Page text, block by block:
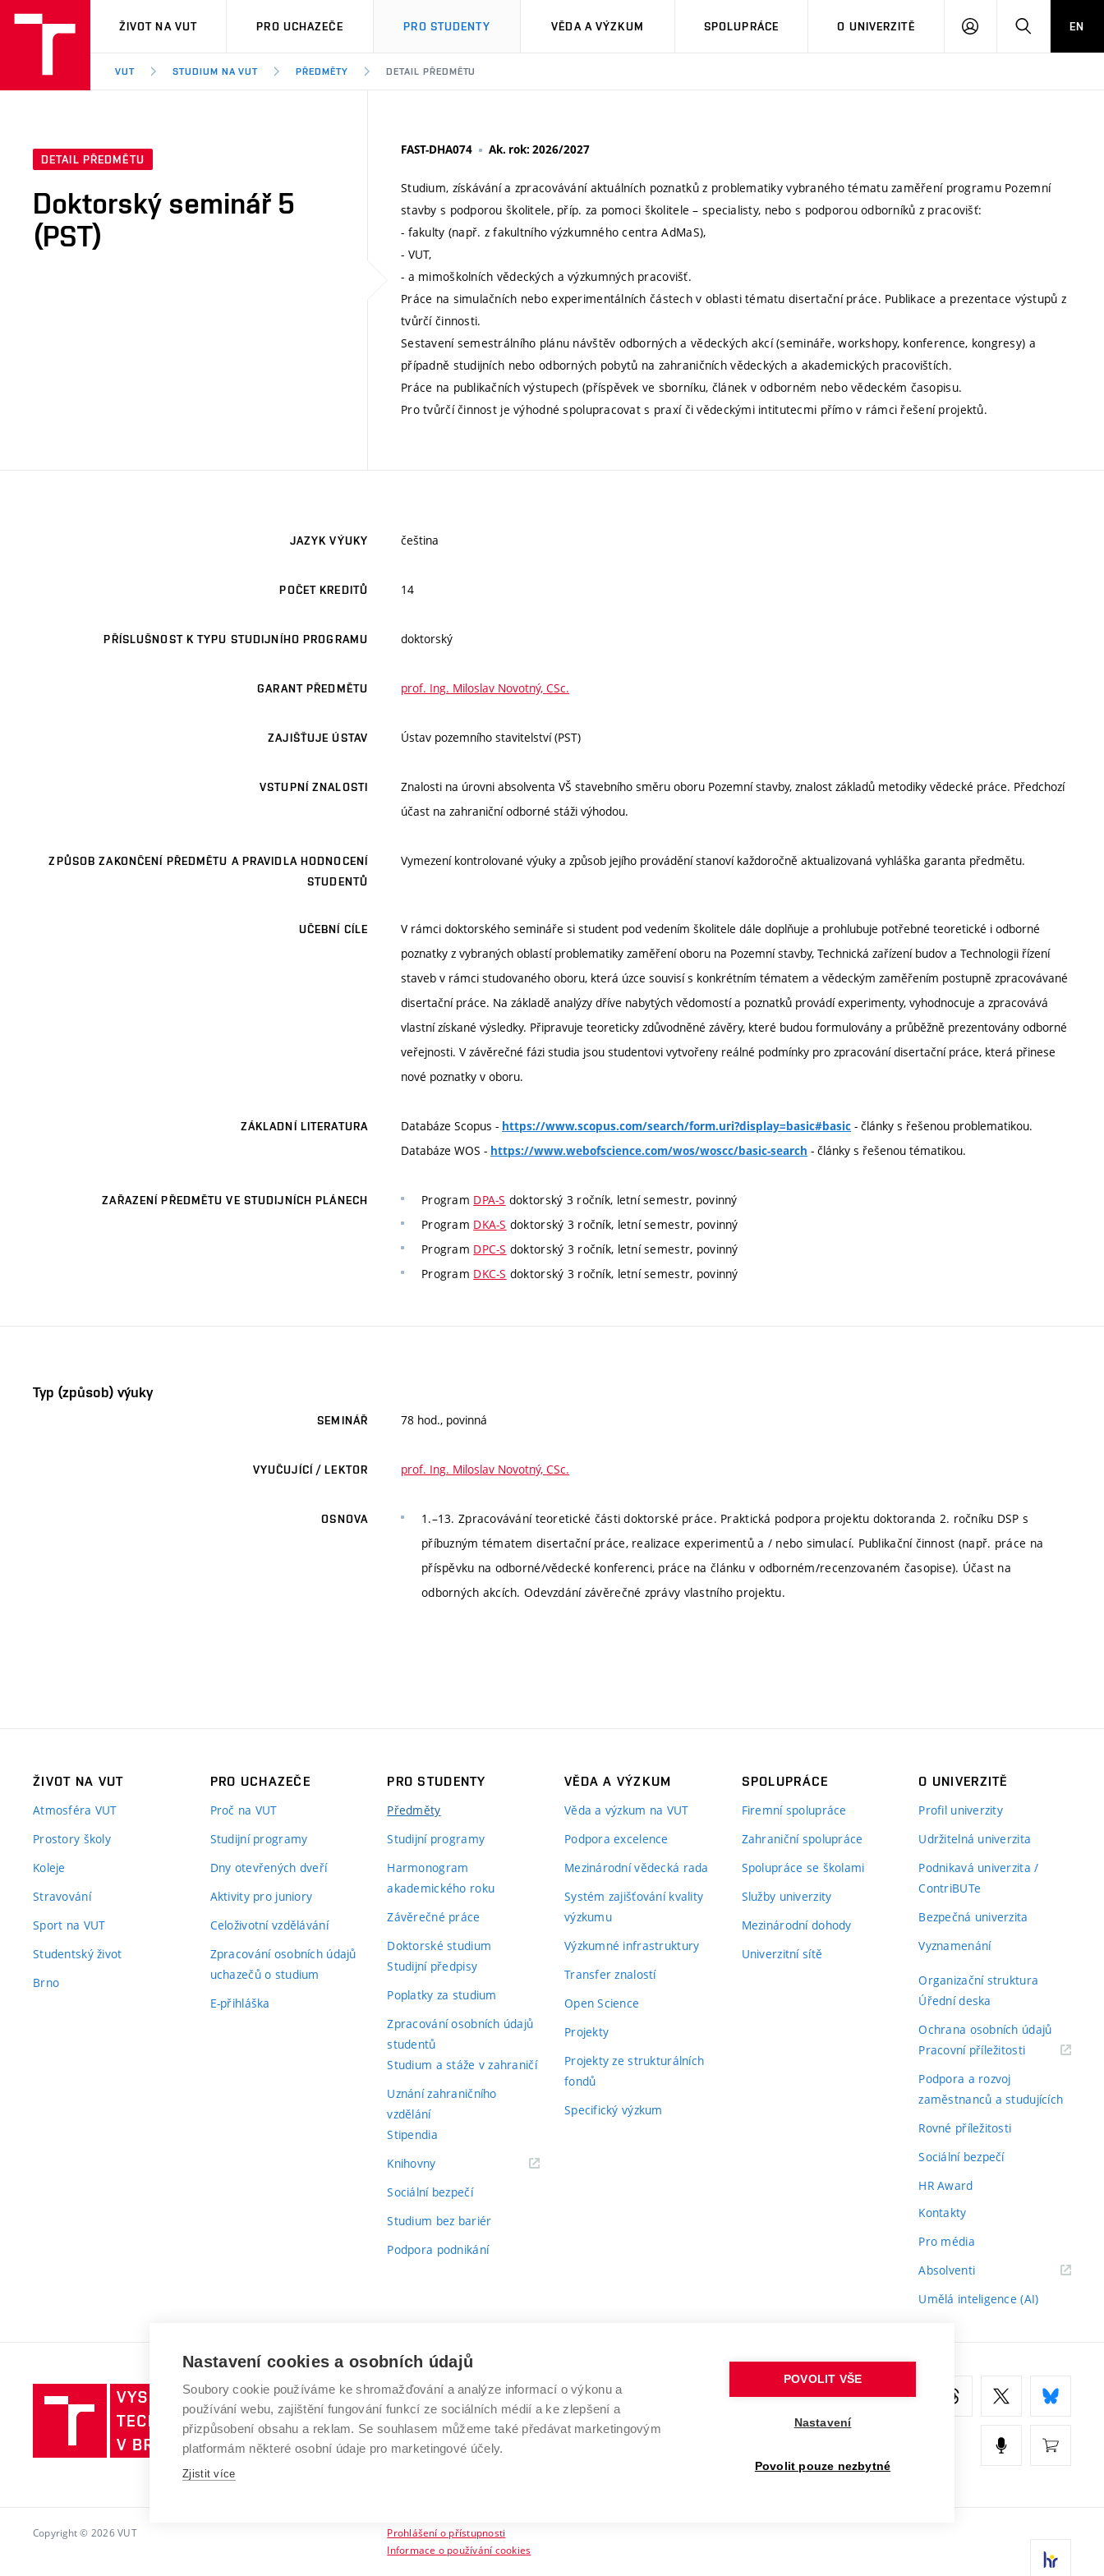
VUT
ŽIVOT NA VUT PRO UCHAZEČE PRO STUDENTY VĚDA A VÝZKUM SPOLUPRÁCE O UNIVERZITĚ
PŘIHLÁSIT HLEDATEN
VUT STUDIUM NA VUT PŘEDMĚTY DETAIL PŘEDMĚTU
DETAIL PŘEDMĚTU
Doktorský seminář 5
(PST)
FAST-DHA074 Ak. rok: 2026/2027
Studium, získávání a zpracovávání aktuálních poznatků z problematiky vybraného tématu zaměření programu Pozemní
stavby s podporou školitele, příp. za pomoci školitele – specialisty, nebo s podporou odborníků z pracovišť:
- fakulty (např. z fakultního výzkumného centra AdMaS),
- VUT,
- a mimoškolních vědeckých a výzkumných pracovišť.
Práce na simulačních nebo experimentálních částech v oblasti tématu disertační práce. Publikace a prezentace výstupů z
tvůrčí činnosti.
Sestavení semestrálního plánu návštěv odborných a vědeckých akcí (semináře, workshopy, konference, kongresy) a
případně studijních nebo odborných pobytů na zahraničních vědeckých a akademických pracovištích.
Práce na publikačních výstupech (příspěvek ve sborníku, článek v odborném nebo vědeckém časopisu.
Pro tvůrčí činnost je výhodné spolupracovat s praxí či vědeckými intitutecmi přímo v rámci řešení projektů.
JAZYK VÝUKY čeština
POČET KREDITŮ 14
PŘÍSLUŠNOST K TYPU STUDIJNÍHO PROGRAMU doktorský
GARANT PŘEDMĚTU prof. Ing. Miloslav Novotný, CSc.
ZAJIŠŤUJE ÚSTAV Ústav pozemního stavitelství (PST)
VSTUPNÍ ZNALOSTI
Znalosti na úrovni absolventa VŠ stavebního směru oboru Pozemní stavby, znalost základů metodiky vědecké práce. Předchozí
účast na zahraniční odborné stáži výhodou.
ZPŮSOB ZAKONČENÍ PŘEDMĚTU A PRAVIDLA HODNOCENÍ
STUDENTŮ
Vymezení kontrolované výuky a způsob jejího provádění stanoví každoročně aktualizovaná vyhláška garanta předmětu.
UČEBNÍ CÍLE
V rámci doktorského semináře si student pod vedením školitele dále doplňuje a prohlubuje potřebné teoretické i odborné
poznatky z vybraných oblastí problematiky zaměření oboru na Pozemní stavby, Technická zařízení budov a Technologii řízení
staveb v rámci studovaného oboru, která úzce souvisí s konkrétním tématem a vědeckým zaměřením postupně zpracovávané
disertační práce. Na základě analýzy dříve nabytých vědomostí a poznatků provádí experimenty, vyhodnocuje a zpracovává
vlastní získané výsledky. Připravuje teoreticky zdůvodněné závěry, které budou formulovány a průběžně prezentovány odborné
veřejnosti. V závěrečné fázi studia jsou studentovi vytvořeny reálné podmínky pro zpracování disertační práce, která přinese
nové poznatky v oboru.
ZÁKLADNÍ LITERATURA Databáze Scopus - https://www.scopus.com/search/form.uri?display=basic#basic - články s řešenou problematikou.
Databáze WOS - https://www.webofscience.com/wos/woscc/basic-search - články s řešenou tématikou.
ZAŘAZENÍ PŘEDMĚTU VE STUDIJNÍCH PLÁNECH Program DPA-S doktorský 3 ročník, letní semestr, povinný
Program DKA-S doktorský 3 ročník, letní semestr, povinný
Program DPC-S doktorský 3 ročník, letní semestr, povinný
Program DKC-S doktorský 3 ročník, letní semestr, povinný
Typ (způsob) výuky
SEMINÁŘ 78 hod., povinná
VYUČUJÍCÍ / LEKTOR prof. Ing. Miloslav Novotný, CSc.
OSNOVA
1.–13. Zpracovávání teoretické části doktorské práce. Praktická podpora projektu doktoranda 2. ročníku DSP s
příbuzným tématem disertační práce, realizace experimentů a / nebo simulací. Publikační činnost (např. práce na
příspěvku na odborné/vědecké konferenci, práce na článku v odborném/recenzovaném časopise). Účast na
odborných akcích. Odevzdání závěrečné zprávy vlastního projektu.
ŽIVOT NA VUT
Atmosféra VUT
Prostory školy
Koleje
Stravování
Sport na VUT
Studentský život
Brno
PRO UCHAZEČE
Proč na VUT
Studijní programy
Dny otevřených dveří
Aktivity pro juniory
Celoživotní vzdělávání
Zpracování osobních údajů
uchazečů o studium
E-přihláška
PRO STUDENTY
Předměty
Studijní programy
Harmonogram
akademického roku
Závěrečné práce
Doktorské studium
Studijní předpisy
Poplatky za studium
Zpracování osobních údajů
studentů
Studium a stáže v zahraničí
Uznání zahraničního
vzdělání
Stipendia
Knihovny(externí
Sociální bezpečí
Studium bez bariér
Podpora podnikání
VĚDA A VÝZKUM
Věda a výzkum na VUT
Podpora excelence
Mezinárodní vědecká rada
Systém zajišťování kvality
výzkumu
Výzkumné infrastruktury
Transfer znalostí
Open Science
Projekty
Projekty ze strukturálních
fondů
Specifický výzkum
SPOLUPRÁCE
Firemní spolupráce
Zahraniční spolupráce
Spolupráce se školami
Služby univerzity
Mezinárodní dohody
Univerzitní sítě
O UNIVERZITĚ
Profil univerzity
Udržitelná univerzita
Podnikavá univerzita /
ContriBUTe
Bezpečná univerzita
Vyznamenání
Organizační struktura
Úřední deska
Ochrana osobních údajů
Pracovní příležitosti(externí
Podpora a rozvoj
zaměstnanců a studujících
Rovné příležitosti
Sociální bezpečí
HR Award
Kontakty
Pro média
Absolventi(externí
Umělá inteligence (AI)
Vysoké
učení
technické
v
VYSOKÉ UČENÍ TECHNICKÉ V BRNĚ
Antonínská 548/1
602 00 Brno
www.vut.cz
Copyright © 2026 VUT
Prohlášení o přístupnosti
Informace o používání cookies
Nastavení cookies a osobních údajů
Soubory cookie používáme ke shromažďování a analýze informací o výkonu a
používání webu, zajištění fungování funkcí ze sociálních médií a ke zlepšení a
přizpůsobení obsahu a reklam. Se souhlasem můžeme také předávat marketingovým
platformám některé osobní údaje pro marketingové účely.
Zjistit více
POVOLIT VŠE
Nastavení
Povolit pouze nezbytné